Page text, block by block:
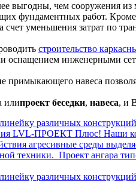
выгодны, чем сооружения из
фундаментных работ.
счет уменьшения затрат по
строительство
оснащением инженерными
примыкающего навеса
илипроект беседки, навеса, и